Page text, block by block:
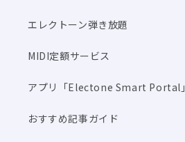
エレクトーン弾き放題
MIDI定額サービス
アプリ「Electone Smart Portal」
おすすめ記事ガイド